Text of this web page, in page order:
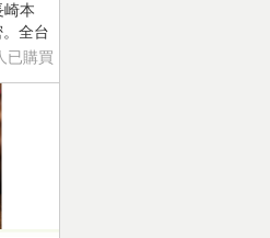
崎本
全台
福烘焙
已購買